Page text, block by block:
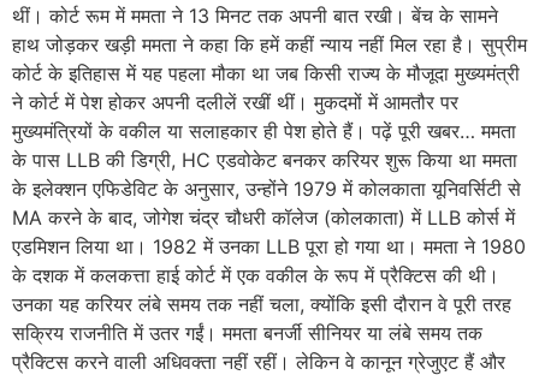
थीं। कोर्ट रूम में ममता ने 13 मिनट तक अपनी बात रखी। बेंच के सामने
हाथ जोड़कर खड़ी ममता ने कहा कि हमें कहीं न्याय नहीं मिल रहा है। सुप्रीम
कोर्ट के इतिहास में यह पहला मौका था जब किसी राज्य के मौजूदा मुख्यमंत्री
ने कोर्ट में पेश होकर अपनी दलीलें रखीं थीं। मुकदमों में आमतौर पर
मुख्यमंत्रियों के वकील या सलाहकार ही पेश होते हैं। पढ़ें पूरी खबर… ममता
के पास LLB की डिग्री, HC एडवोकेट बनकर करियर शुरू किया था ममता
के इलेक्शन एफिडेविट के अनुसार, उन्होंने 1979 में कोलकाता यूनिवर्सिटी से
MA करने के बाद, जोगेश चंद्र चौधरी कॉलेज (कोलकाता) में LLB कोर्स में
एडमिशन लिया था। 1982 में उनका LLB पूरा हो गया था। ममता ने 1980
के दशक में कलकत्ता हाई कोर्ट में एक वकील के रूप में प्रैक्टिस की थी।
उनका यह करियर लंबे समय तक नहीं चला, क्योंकि इसी दौरान वे पूरी तरह
सक्रिय राजनीति में उतर गईं। ममता बनर्जी सीनियर या लंबे समय तक
प्रैक्टिस करने वाली अधिवक्ता नहीं रहीं। लेकिन वे कानून ग्रेजुएट हैं और